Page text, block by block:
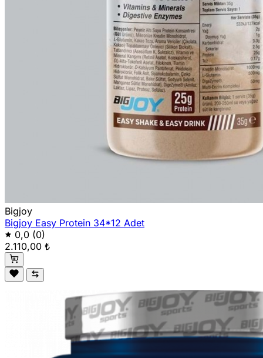
Bigjoy
Bigjoy Easy Protein 34*12 Adet
0,0 (0)
2.110,00 ₺